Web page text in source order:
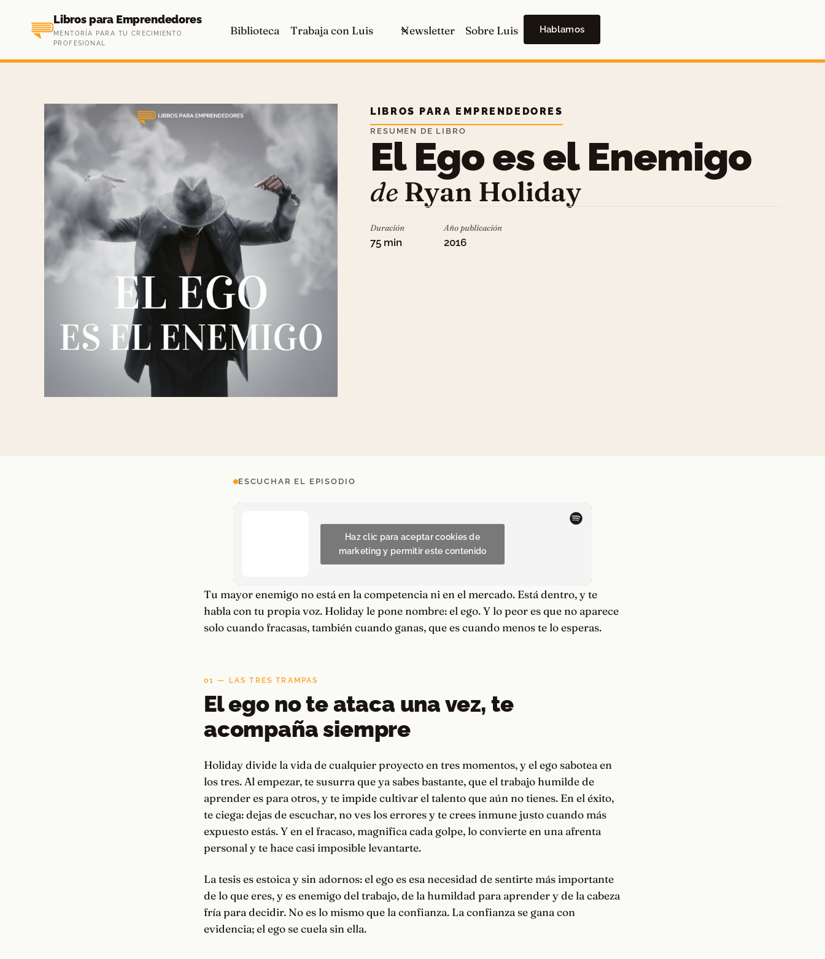
contenido
Libros para Emprendedores
MENTORÍA PARA TU CRECIMIENTO
PROFESIONAL
Biblioteca Trabaja con Luis Newsletter Sobre Luis Hablamos
LIBROS PARA EMPRENDEDORES
RESUMEN DE LIBRO
El Ego es el Enemigo
de Ryan Holiday
Duración
75 min
Año publicación
2016
ESCUCHAR EL EPISODIO
Haz clic para aceptar cookies de
marketing y permitir este contenido
Tu mayor enemigo no está en la competencia ni en el mercado. Está dentro, y te
habla con tu propia voz. Holiday le pone nombre: el ego. Y lo peor es que no aparece
solo cuando fracasas, también cuando ganas, que es cuando menos te lo esperas.
01 — LAS TRES TRAMPAS
El ego no te ataca una vez, te
acompaña siempre
Holiday divide la vida de cualquier proyecto en tres momentos, y el ego sabotea en
los tres. Al empezar, te susurra que ya sabes bastante, que el trabajo humilde de
aprender es para otros, y te impide cultivar el talento que aún no tienes. En el éxito,
te ciega: dejas de escuchar, no ves los errores y te crees inmune justo cuando más
expuesto estás. Y en el fracaso, magnifica cada golpe, lo convierte en una afrenta
personal y te hace casi imposible levantarte.
La tesis es estoica y sin adornos: el ego es esa necesidad de sentirte más importante
de lo que eres, y es enemigo del trabajo, de la humildad para aprender y de la cabeza
fría para decidir. No es lo mismo que la confianza. La confianza se gana con
evidencia; el ego se cuela sin ella.